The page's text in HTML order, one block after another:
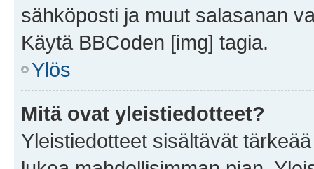
sähköposti ja muut salasanan
Käytä BBCoden [img] tagia.
Ylös
Mitä ovat yleistiedotteet?
Yleistiedotteet sisältävät